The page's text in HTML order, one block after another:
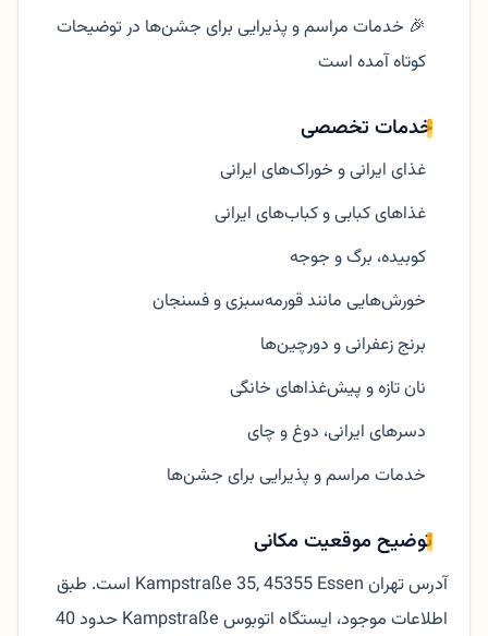
🎉 خدمات مراسم و پذیرایی برای جشن‌ها در توضیحات
کوتاه آمده است
خدمات تخصصی
غذای ایرانی و خوراک‌های ایرانی
غذاهای کبابی و کباب‌های ایرانی
کوبیده، برگ و جوجه
خورش‌هایی مانند قورمه‌سبزی و فسنجان
برنج زعفرانی و دورچین‌ها
نان تازه و پیش‌غذاهای خانگی
دسرهای ایرانی، دوغ و چای
خدمات مراسم و پذیرایی برای جشن‌ها
توضیح موقعیت مکانی
آدرس تهران Kampstraße 35, 45355 Essen است. طبق
اطلاعات موجود، ایستگاه اتوبوس Kampstraße حدود 40